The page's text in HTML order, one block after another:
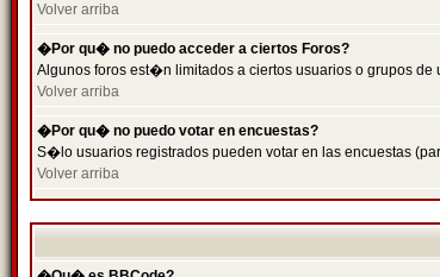
Volver arriba
�Por qu� no puedo acceder a ciertos Foros?
Algunos foros est�n limitados a ciertos usuarios o grupos
Volver arriba
�Por qu� no puedo votar en encuestas?
S�lo usuarios registrados pueden votar en las encuestas
Volver arriba